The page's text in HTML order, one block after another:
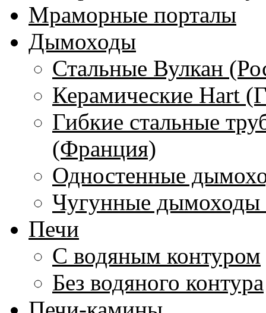
Мраморные порталы
Дымоходы
Стальные Вулкан
Керамические Hart
Гибкие стальные
(Франция)
Одностенные
Чугунные
Печи
С водяным контуром
Без водяного контура